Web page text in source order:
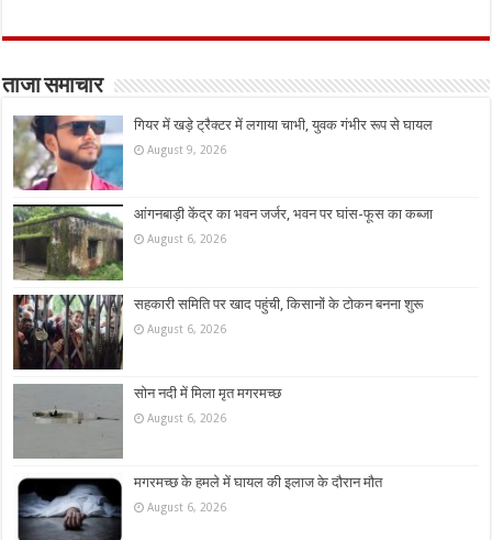
ताजा समाचार
गियर में खड़े ट्रैक्टर में लगाया चाभी, युवक गंभीर रूप से घायल
August 9, 2026
आंगनबाड़ी केंद्र का भवन जर्जर, भवन पर घांस-फूस का कब्जा
August 6, 2026
सहकारी समिति पर खाद पहुंची, किसानों के टोकन बनना शुरू
August 6, 2026
सोन नदी में मिला मृत मगरमच्छ
August 6, 2026
मगरमच्छ के हमले में घायल की इलाज के दौरान मौत
August 6, 2026